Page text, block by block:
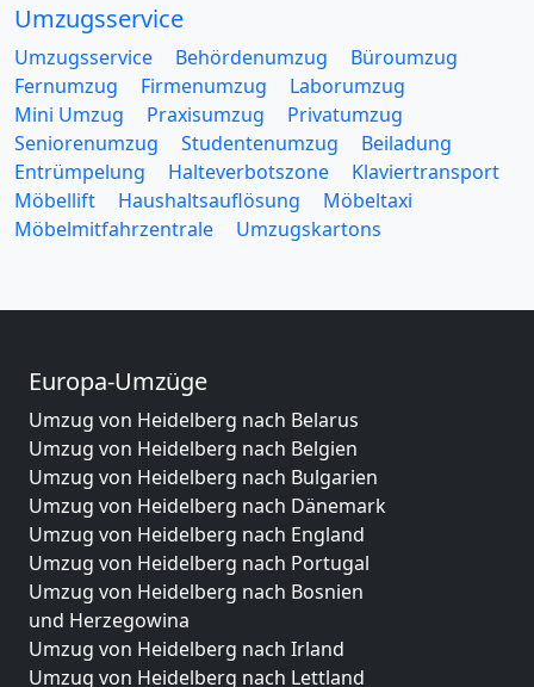
Umzugsservice
Umzugsservice Behördenumzug
Büroumzug
Fernumzug
Firmenumzug
Laborumzug
Mini Umzug
Praxisumzug
Privatumzug
Seniorenumzug
Studentenumzug
Beiladung
Entrümpelung
Halteverbotszone
Klaviertransport
Möbellift
Haushaltsauflösung
Möbeltaxi
Möbelmitfahrzentrale
Umzugskartons
Europa-Umzüge
Umzug von Heidelberg nach Belarus
Umzug von Heidelberg nach Belgien
Umzug von Heidelberg nach Bulgarien
Umzug von Heidelberg nach Dänemark
Umzug von Heidelberg nach England
Umzug von Heidelberg nach Portugal
Umzug von Heidelberg nach Bosnien
und Herzegowina
Umzug von Heidelberg nach Irland
Umzug von Heidelberg nach Lettland